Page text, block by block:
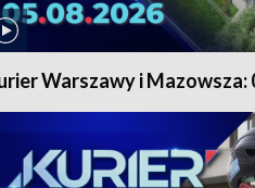
Warszawy i Mazowsza: